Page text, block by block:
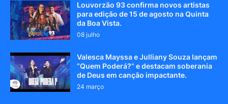
Louvorzão 93 confirma novos artistas
para edição de 15 de agosto na Quinta
da Boa Vista.
08 julho
Valesca Mayssa e Julliany Souza lançam
“Quem Poderá?” e destacam soberania
de Deus em canção impactante.
24 março